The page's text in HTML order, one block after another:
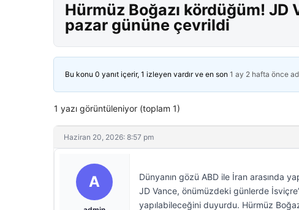
Hürmüz Boğazı kördüğüm!
pazar gününe çevrildi
Bu konu 0 yanıt içerir, 1 izleyen vardır ve en son 1 ay 2 hafta önce
1 yazı görüntüleniyor (toplam 1)
Haziran 20, 2026: 8:57 pm
A
Dünyanın gözü ABD ile İran arasında
JD Vance, önümüzdeki günlerde
yapılabileceğini duyurdu. Hürmüz